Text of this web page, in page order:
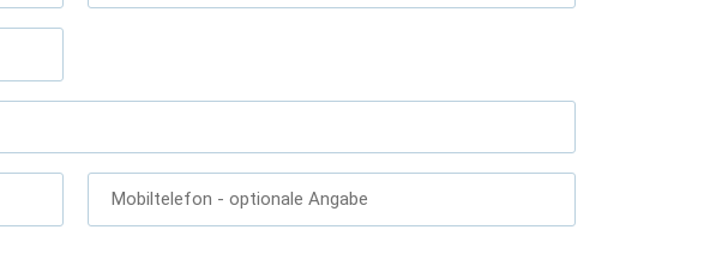
Mobiltelefon - optionale Angabe